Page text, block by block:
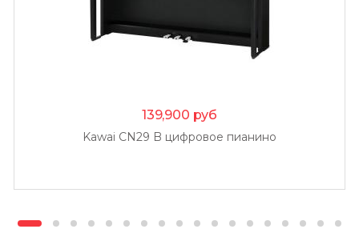
139,900 руб
Kawai CN29 B цифровое пианино